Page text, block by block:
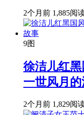
2个月前 1,885阅
9图
徐洁儿红
一世风月
2个月前 1,829阅